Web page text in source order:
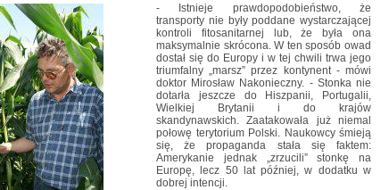
- Istnieje prawdopodobieństwo, że
transporty nie były poddane wystarczającej
kontroli fitosanitarnej lub, że była ona
maksymalnie skrócona. W ten sposób owad
dostał się do Europy i w tej chwili trwa jego
triumfalny „marsz” przez kontynent - mówi
doktor Mirosław Nakonieczny. - Stonka nie
dotarła jeszcze do Hiszpanii, Portugalii,
Wielkiej Brytanii i do krajów
skandynawskich. Zaatakowała już niemal
połowę terytorium Polski. Naukowcy śmieją
się, że propaganda stała się faktem:
Amerykanie jednak „zrzucili” stonkę na
Europę, lecz 50 lat później, w dodatku w
dobrej intencji.